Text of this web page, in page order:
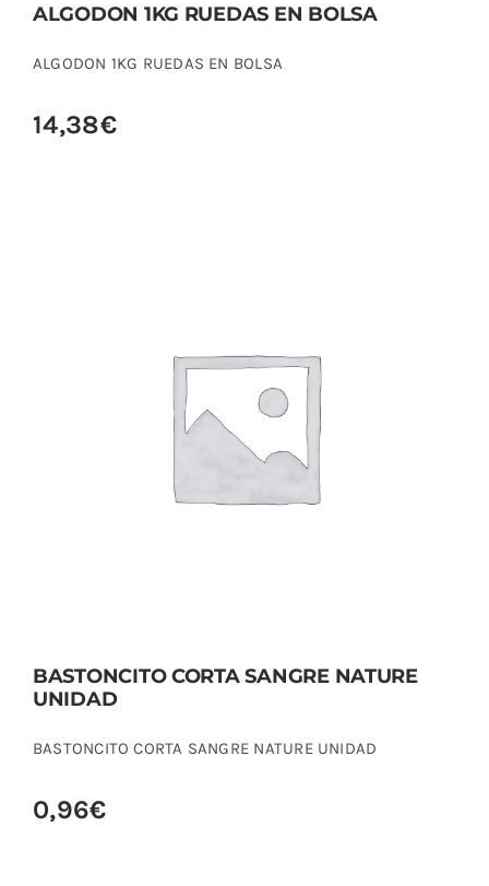
ALGODON 1KG RUEDAS EN BOLSA
ALGODON 1KG RUEDAS EN BOLSA
14,38€
BASTONCITO CORTA SANGRE NATURE
UNIDAD
BASTONCITO CORTA SANGRE NATURE
UNIDAD
BASTONCITO CORTA SANGRE NATURE UNIDAD
0,96€